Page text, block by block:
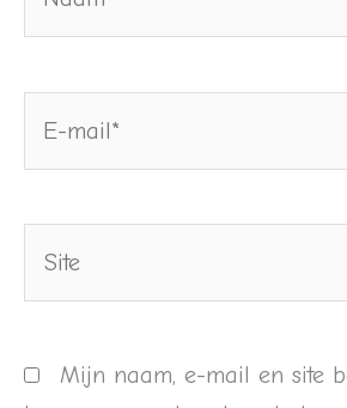
Mijn naam, e-mail en site